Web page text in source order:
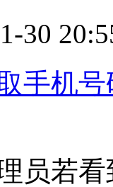
30
手机
员若